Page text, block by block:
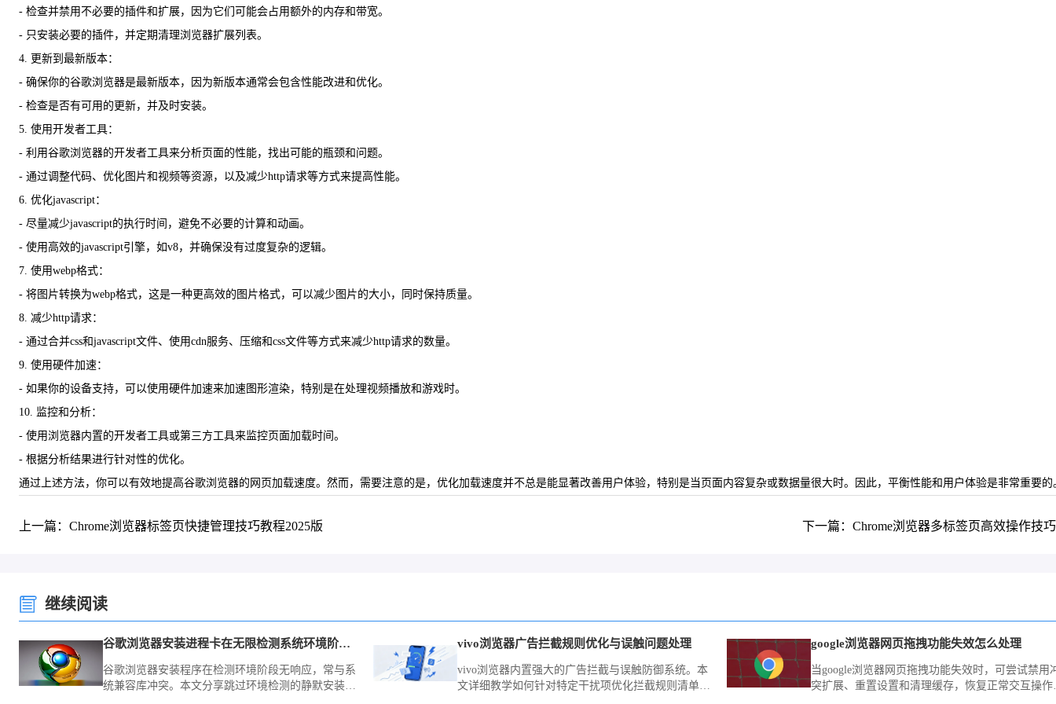
- 检查并禁用不必要的插件和扩展，因为它们可能会占用额外的内存和带宽。
- 只安装必要的插件，并定期清理浏览器扩展列表。
4. 更新到最新版本：
- 确保你的谷歌浏览器是最新版本，因为新版本通常会包含性能改进和优化。
- 检查是否有可用的更新，并及时安装。
5. 使用开发者工具：
- 利用谷歌浏览器的开发者工具来分析页面的性能，找出可能的瓶颈和问题。
- 通过调整代码、优化图片和视频等资源，以及减少http请求等方式来提高性能。
6. 优化javascript：
- 尽量减少javascript的执行时间，避免不必要的计算和动画。
- 使用高效的javascript引擎，如v8，并确保没有过度复杂的逻辑。
7. 使用webp格式：
- 将图片转换为webp格式，这是一种更高效的图片格式，可以减少图片的大小，同时保持质量。
8. 减少http请求：
- 通过合并css和javascript文件、使用cdn服务、压缩和css文件等方式来减少http请求的数量。
9. 使用硬件加速：
- 如果你的设备支持，可以使用硬件加速来加速图形渲染，特别是在处理视频播放和游戏时。
10. 监控和分析：
- 使用浏览器内置的开发者工具或第三方工具来监控页面加载时间。
- 根据分析结果进行针对性的优化。
通过上述方法，你可以有效地提高谷歌浏览器的网页加载速度。然而，需要注意的是，优化加载速度并不总是能显著改善用户体验，特别是当页面内容复杂或数据量很大时。因此，平衡性能和用户体验是非常重要的
上一篇：Chrome浏览器标签页快捷管理技巧教程2025版 下一篇：Chrome浏览器多标签页高效操作技
继续阅读
谷歌浏览器安装进程卡在无限检测系统环境阶段如何跳过
谷歌浏览器安装程序在检测环境阶段无响应，常与系
统兼容库冲突。本文分享跳过环境检测的静默安装技
vivo浏览器广告拦截规则优化与误触问题处理
vivo浏览器内置强大的广告拦截与误触防御系统。本
文详细教学如何针对特定干扰项优化拦截规则清单，
google浏览器网页拖拽功能失效怎么处理
当google浏览器网页拖拽功能失效时，可尝试禁用
突扩展、重置设置和清理缓存，恢复正常交互操作